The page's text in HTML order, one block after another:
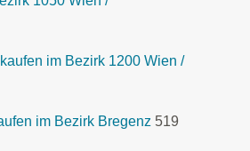
im Bezirk 1200 Wien /
im Bezirk Bregenz 519